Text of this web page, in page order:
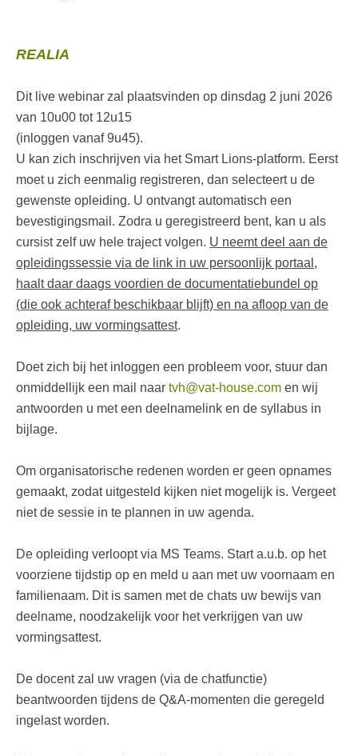
REALIA
Dit live webinar zal plaatsvinden op dinsdag 2 juni 2026
van 10u00 tot 12u15
(inloggen vanaf 9u45).
U kan zich inschrijven via het Smart Lions-platform. Eerst
moet u zich eenmalig registreren, dan selecteert u de
gewenste opleiding. U ontvangt automatisch een
bevestigingsmail. Zodra u geregistreerd bent, kan u als
cursist zelf uw hele traject volgen. U neemt deel aan de
opleidingssessie via de link in uw persoonlijk portaal,
haalt daar daags voordien de documentatiebundel op
(die ook achteraf beschikbaar blijft) en na afloop van de
opleiding, uw vormingsattest.
Doet zich bij het inloggen een probleem voor, stuur dan
onmiddellijk een mail naar tvh@vat-house.com en wij
antwoorden u met een deelnamelink en de syllabus in
bijlage.
Om organisatorische redenen worden er geen opnames
gemaakt, zodat uitgesteld kijken niet mogelijk is. Vergeet
niet de sessie in te plannen in uw agenda.
De opleiding verloopt via MS Teams. Start a.u.b. op het
voorziene tijdstip op en meld u aan met uw voornaam en
familienaam. Dit is samen met de chats uw bewijs van
deelname, noodzakelijk voor het verkrijgen van uw
vormingsattest.
De docent zal uw vragen (via de chatfunctie)
beantwoorden tijdens de Q&A-momenten die geregeld
ingelast worden.